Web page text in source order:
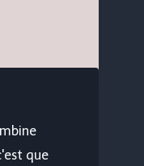
que